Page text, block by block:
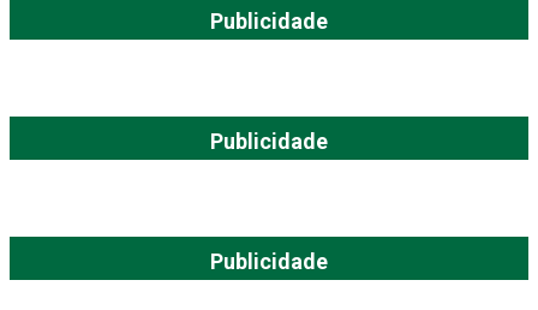
Publicidade
Publicidade
Publicidade